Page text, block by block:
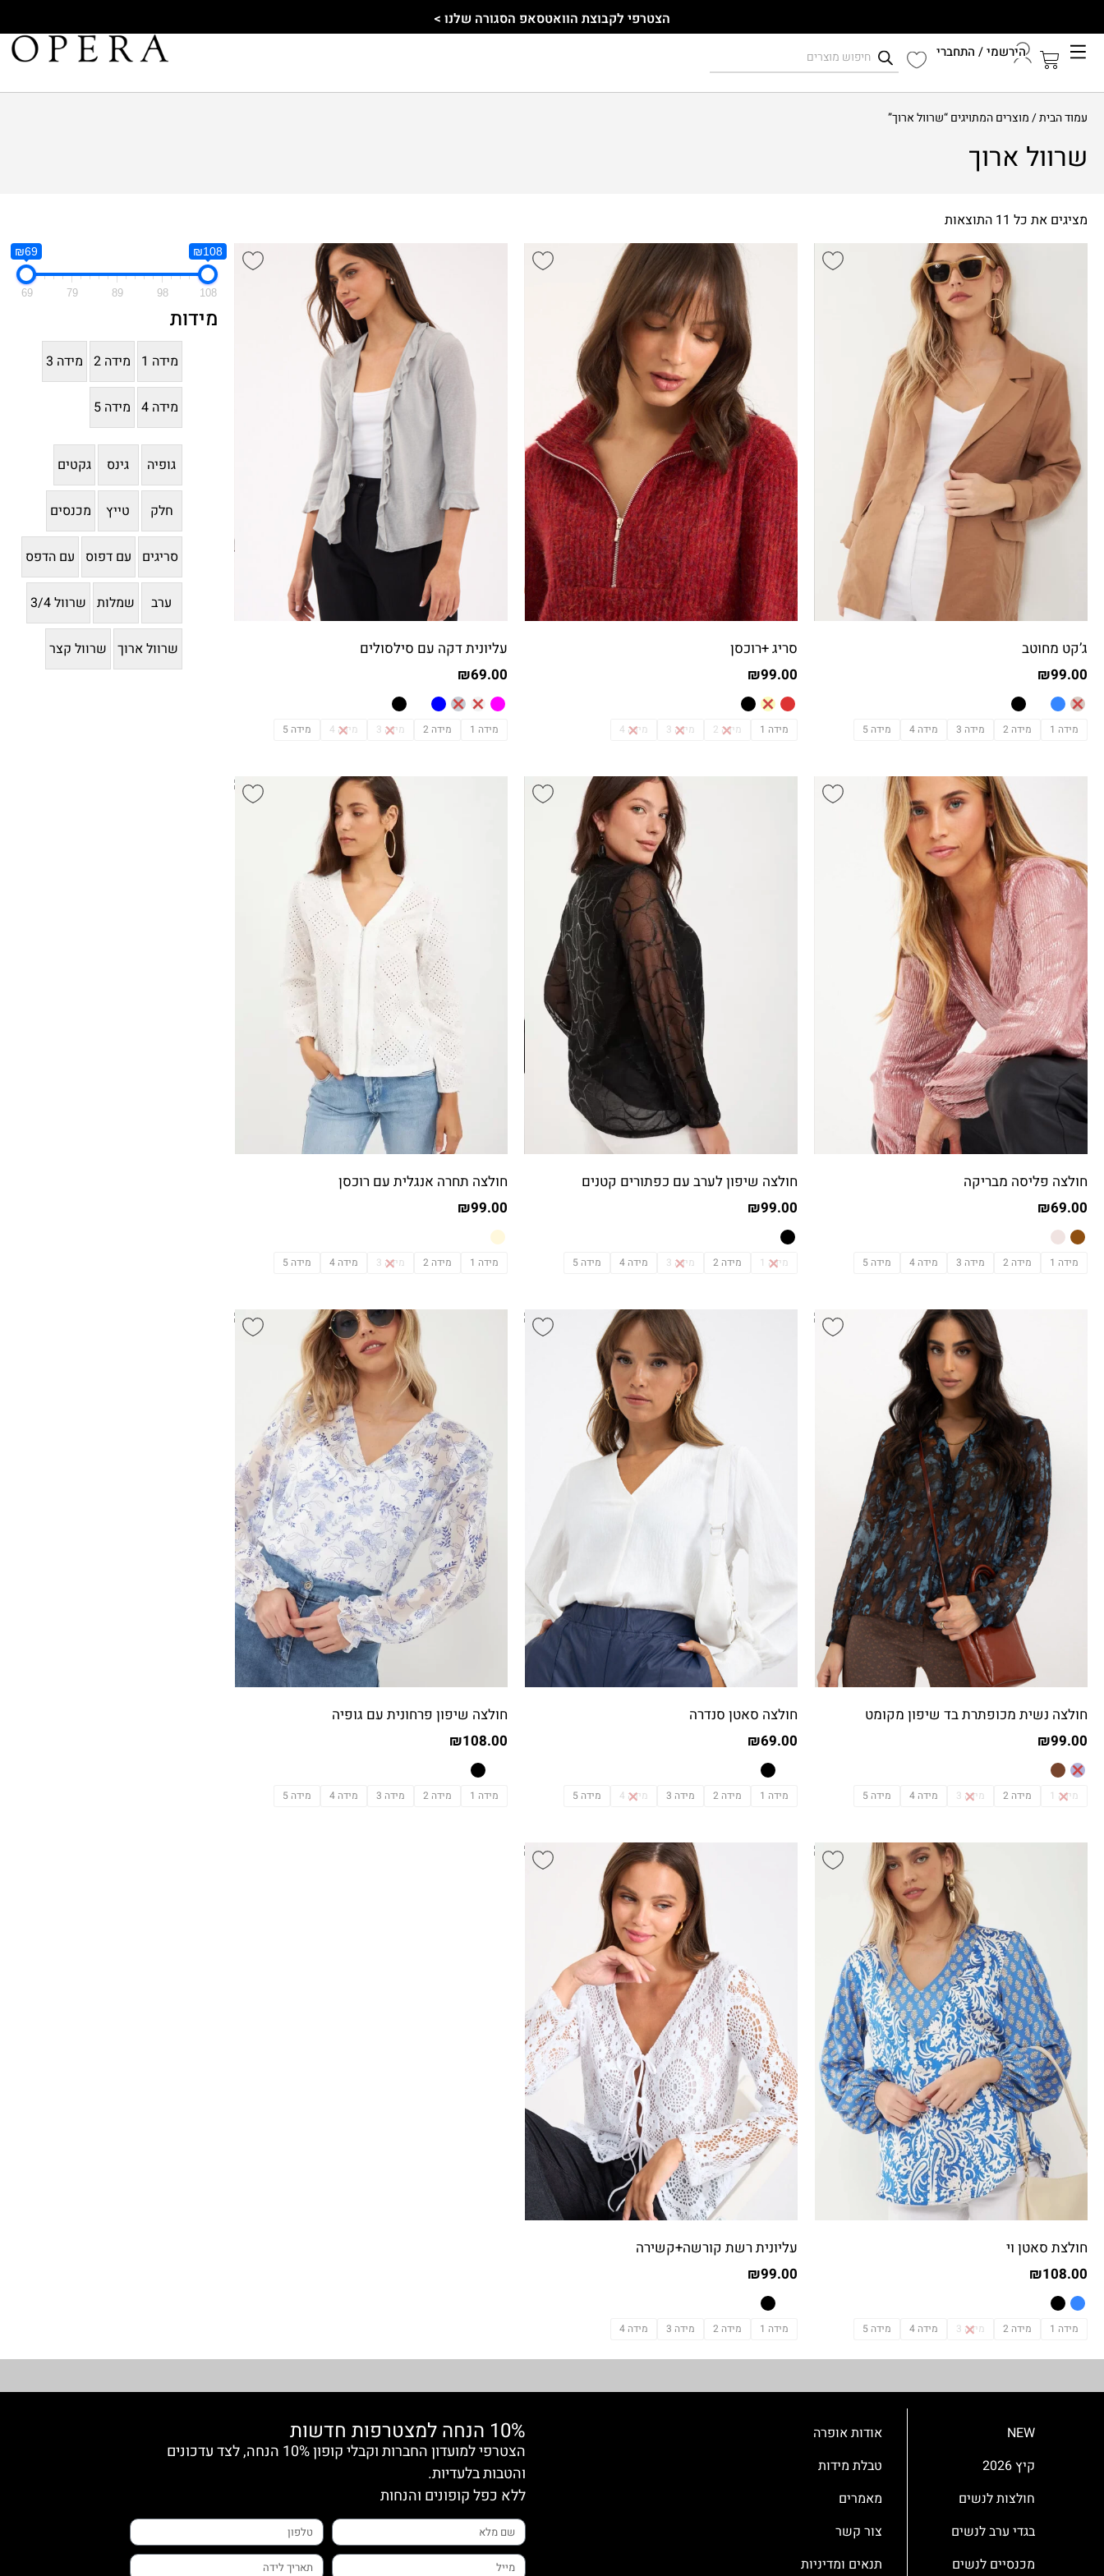
הצטרפי לקבוצת הוואטסאפ הסגורה שלנו >
הירשמי / התחברי
עמוד הבית/ מוצרים המתויגים “שרוול ארוך”
שרוול ארוך
₪69 ₪108
69 79 89 98 108
מידות
מידה 1 מידה 2 מידה 3
מידה 4 מידה 5
גופיה גינס גקטים
חלק טייץ מכנסים
סריגים עם דפוס עם הדפס
ערב שמלות שרוול 3/4
שרוול ארוך שרוול קצר
מציגים את כל ⁦11⁩ התוצאות
ג’קט מחוטב
₪99.00
מידה 1 מידה 2 מידה 3 מידה 4 מידה 5
סריג +רוכסן
₪99.00
מידה 1 מידה 2 מידה 3 מידה 4
עליונית דקה עם סילסולים
₪69.00
מידה 1 מידה 2 מידה 3 מידה 4 מידה 5
חולצה פליסה מבריקה
₪69.00
מידה 1 מידה 2 מידה 3 מידה 4 מידה 5
חולצה שיפון לערב עם כפתורים קטנים
₪99.00
מידה 1 מידה 2 מידה 3 מידה 4 מידה 5
חולצה תחרה אנגלית עם רוכסן
₪99.00
מידה 1 מידה 2 מידה 3 מידה 4 מידה 5
חולצה נשית מכופתרת בד שיפון מקומט
₪99.00
מידה 1 מידה 2 מידה 3 מידה 4 מידה 5
חולצה סאטן סנדרה
₪69.00
מידה 1 מידה 2 מידה 3 מידה 4 מידה 5
חולצה שיפון פרחונית עם גופיה
₪108.00
מידה 1 מידה 2 מידה 3 מידה 4 מידה 5
חולצת סאטן וי
₪108.00
מידה 1 מידה 2 מידה 3 מידה 4 מידה 5
עליונית רשת קורשה+קשירה
₪99.00
מידה 1 מידה 2 מידה 3 מידה 4
NEW
קיץ 2026
חולצות לנשים
בגדי ערב לנשים
מכנסיים לנשים
אודות אופרה
טבלת מידות
מאמרים
צור קשר
תנאים ומדיניות
10% הנחה למצטרפות חדשות
הצטרפי למועדון החברות וקבלי קופון 10% הנחה, לצד עדכונים
והטבות בלעדיות.
ללא כפל קופונים והנחות